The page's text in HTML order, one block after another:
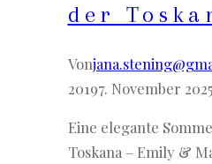
der
Von
20197. November 2025
Eine elegante
Toskana – Emily &